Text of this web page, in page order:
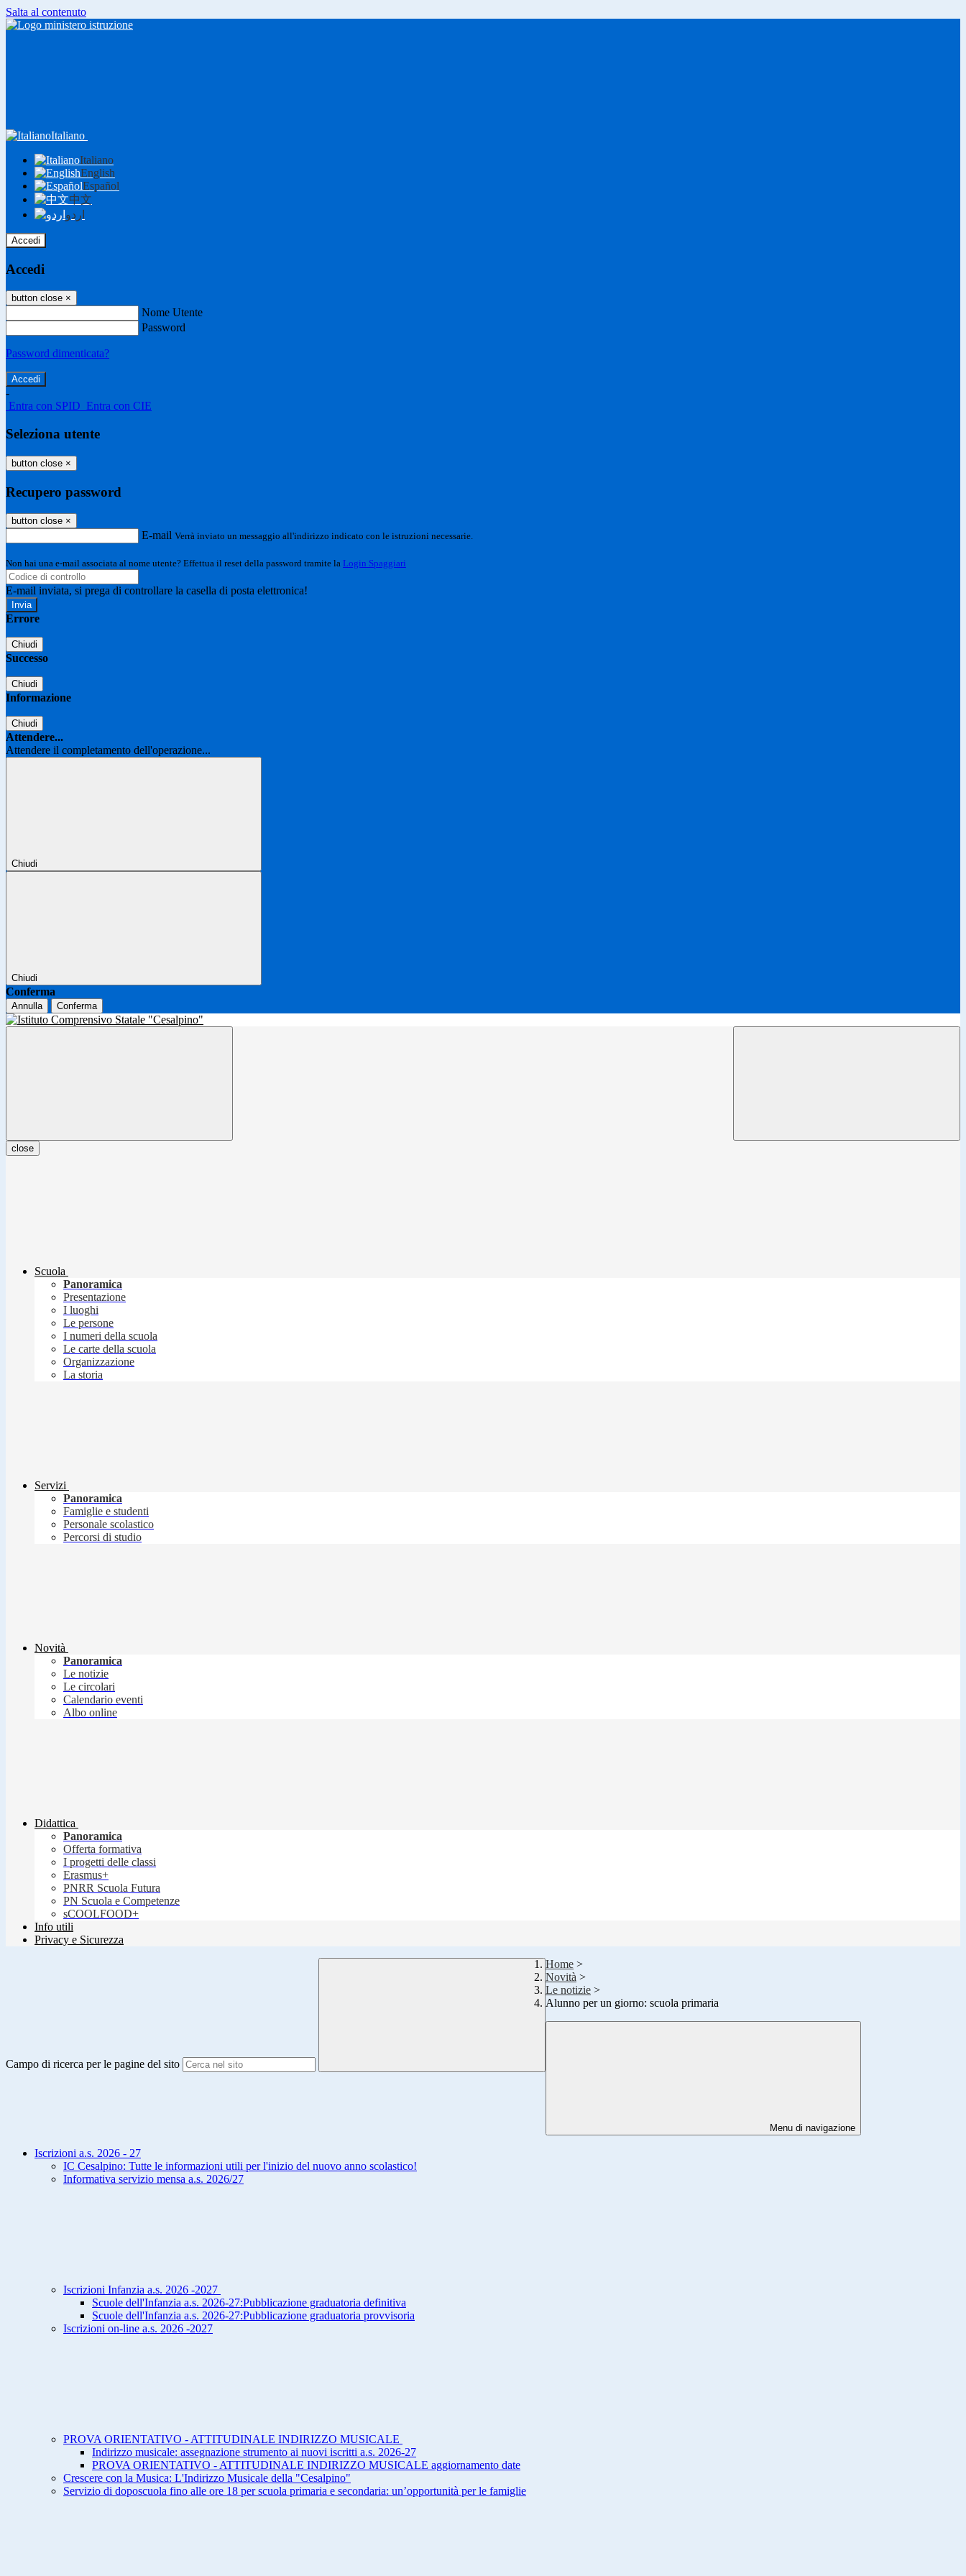
Salta al contenuto
Italiano
Italiano
English
Español
中文
اردو
Accedi
Accedi
button close ×
Nome Utente
Password
Password dimenticata?
-
Entra con SPID Entra con CIE
Seleziona utente
button close ×
Recupero password
button close ×
E-mail Verrà inviato un messaggio all'indirizzo indicato con le istruzioni necessarie.
Non hai una e-mail associata al nome utente? Effettua il reset della password tramite la Login Spaggiari
E-mail inviata, si prega di controllare la casella di posta elettronica!
Errore
Chiudi
Successo
Chiudi
Informazione
Chiudi
Attendere...
Attendere il completamento dell'operazione...
Chiudi
Chiudi
Conferma
Annulla Conferma
close
Scuola
Panoramica
Presentazione
I luoghi
Le persone
I numeri della scuola
Le carte della scuola
Organizzazione
La storia
Servizi
Panoramica
Famiglie e studenti
Personale scolastico
Percorsi di studio
Novità
Panoramica
Le notizie
Le circolari
Calendario eventi
Albo online
Didattica
Panoramica
Offerta formativa
I progetti delle classi
Erasmus+
PNRR Scuola Futura
PN Scuola e Competenze
sCOOLFOOD+
Info utili
Privacy e Sicurezza
Campo di ricerca per le pagine del sito
Home >
Novità >
Le notizie >
Alunno per un giorno: scuola primaria
Menu di navigazione
Iscrizioni a.s. 2026 - 27
IC Cesalpino: Tutte le informazioni utili per l'inizio del nuovo anno scolastico!
Informativa servizio mensa a.s. 2026/27
Iscrizioni Infanzia a.s. 2026 -2027
Scuole dell'Infanzia a.s. 2026-27:Pubblicazione graduatoria definitiva
Scuole dell'Infanzia a.s. 2026-27:Pubblicazione graduatoria provvisoria
Iscrizioni on-line a.s. 2026 -2027
PROVA ORIENTATIVO - ATTITUDINALE INDIRIZZO MUSICALE
Indirizzo musicale: assegnazione strumento ai nuovi iscritti a.s. 2026-27
PROVA ORIENTATIVO - ATTITUDINALE INDIRIZZO MUSICALE aggiornamento date
Crescere con la Musica: L'Indirizzo Musicale della "Cesalpino"
Servizio di doposcuola fino alle ore 18 per scuola primaria e secondaria: un’opportunità per le famiglie